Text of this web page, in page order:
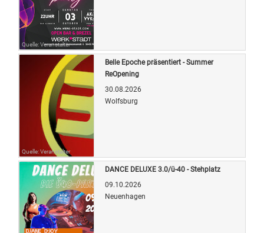
Quelle: Veranstalter
Quelle: Veranstalter
Belle Epoche präsentiert - Summer
ReOpening
30.08.2026
Wolfsburg
DANCE DELUXE 3.0/ü-40 - Stehplatz
09.10.2026
Neuenhagen